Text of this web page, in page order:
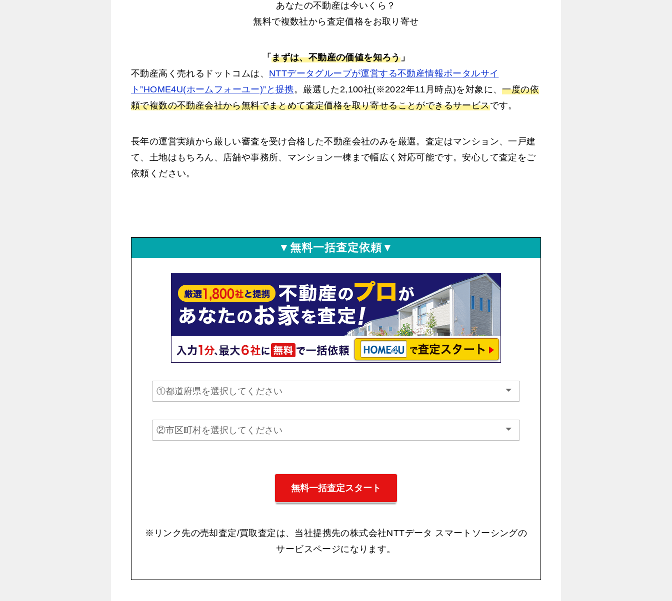
あなたの不動産は今いくら？
無料で複数社から査定価格をお取り寄せ
「まずは、不動産の価値を知ろう」
不動産高く売れるドットコムは、 NTTデータグループが運営する不動産情報ポータルサイ
ト”HOME4U(ホームフォーユー)”と提携。厳選した2,100社(※2022年11月時点)を対象に、一度の依
頼で複数の不動産会社から無料でまとめて査定価格を取り寄せることができるサービスです。
長年の運営実績から厳しい審査を受け合格した不動産会社のみを厳選。査定はマンション、一戸建
て、土地はもちろん、店舗や事務所、マンション一棟まで幅広く対応可能です。安心して査定をご
依頼ください。
▼無料一括査定依頼▼
※リンク先の売却査定/買取査定は、当社提携先の株式会社NTTデータ スマートソーシングの
サービスページになります。